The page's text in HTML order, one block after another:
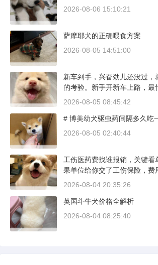
2026-08-06 15:10:21
萨摩耶犬的正确喂食方案
2026-08-05 14:51:00
新车到手，兴奋劲儿还没过，
的考验。新手开新车上路，最
疏，而是对车况和路况的双重
不超过100公里，这不是老司
塞和气缸壁需要时间完成精细
2026-08-05 08:45:42
# 博美幼犬驱虫药间隔多久吃
2026-08-05 02:40:44
工伤医药费找谁报销，关键看
果单位给你交了工伤保险，费
付；要是单位没参保，那就由
又推给医保，两边扯皮耽误治
讲清楚。
2026-08-04 20:35:26
英国斗牛犬价格全解析
2026-08-04 08:25:40